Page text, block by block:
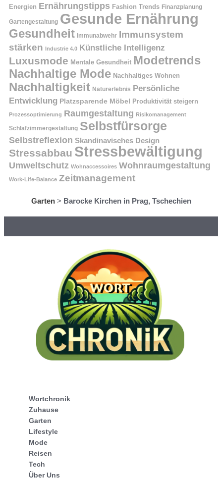
Energien Ernährungstipps Fashion Trends Finanzplanung
Gartengestaltung Gesunde Ernährung
Gesundheit Immunabwehr Immunsystem
stärken Industrie 4.0 Künstliche Intelligenz
Luxusmode Mentale Gesundheit Modetrends
Nachhaltige Mode Nachhaltiges Wohnen
Nachhaltigkeit Naturerlebnis Persönliche
Entwicklung Platzsparende Möbel Produktivität steigern
Prozessoptimierung Raumgestaltung Risikomanagement
Schlafzimmergestaltung Selbstfürsorge
Selbstreflexion Skandinavisches Design
Stressabbau Stressbewältigung
Umweltschutz Wohnaccessoires Wohnraumgestaltung
Work-Life-Balance Zeitmanagement
Garten> Barocke Kirchen in Prag, Tschechien
Wortchronik
Zuhause
Garten
Lifestyle
Mode
Reisen
Tech
Über Uns